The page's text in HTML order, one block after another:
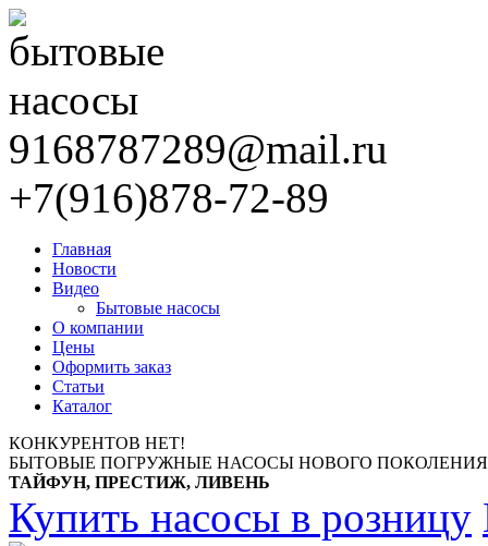
9168787289@mail.ru
+7(916)878-72-89
Главная
Новости
Видео
Бытовые насосы
О компании
Цены
Оформить заказ
Статьи
Каталог
КОНКУРЕНТОВ НЕТ!
БЫТОВЫЕ ПОГРУЖНЫЕ НАСОСЫ НОВОГО
ТАЙФУН, ПРЕСТИЖ, ЛИВЕНЬ
Купить насосы в розницу